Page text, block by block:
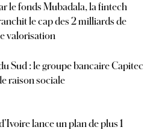
le fonds Mubadala, la fintech
le cap des 2 milliards de
valorisation
Sud : le groupe bancaire Capitec
raison sociale
lance un plan de plus 1